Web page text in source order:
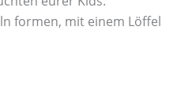
formen, mit einem Löffel